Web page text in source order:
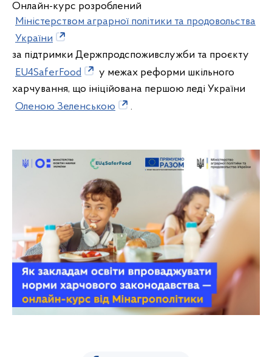
Онлайн-курс розроблений
Міністерством аграрної політики та продовольства
України
за підтримки Держпродспоживслужби та проєкту
EU4SaferFood
у межах реформи шкільного
харчування, що ініційована першою леді України
Оленою Зеленською
.